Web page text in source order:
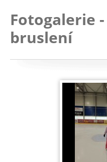
Fotogalerie
bruslení